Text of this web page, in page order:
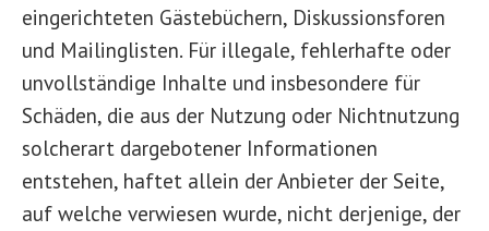
eingerichteten Gästebüchern, Diskussionsforen
und Mailinglisten. Für illegale, fehlerhafte oder
unvollständige Inhalte und insbesondere für
Schäden, die aus der Nutzung oder Nichtnutzung
solcherart dargebotener Informationen
entstehen, haftet allein der Anbieter der Seite,
auf welche verwiesen wurde, nicht derjenige, der